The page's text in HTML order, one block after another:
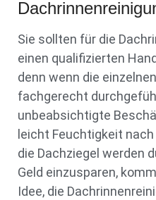
Sie sollten für die
einen qualifizierten
denn wenn die
fachgerecht
unbeabsichtigte
leicht Feuchtigkeit
die Dachziegel werden
Geld einzusparen,
Idee, die